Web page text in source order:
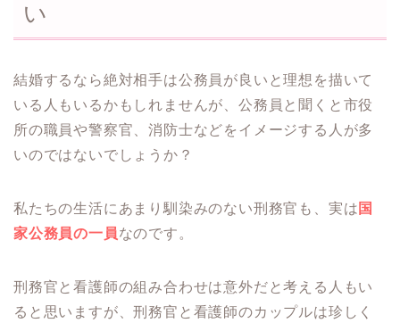
い
結婚するなら絶対相手は公務員が良いと理想を描いて
いる人もいるかもしれませんが、公務員と聞くと市役
所の職員や警察官、消防士などをイメージする人が多
いのではないでしょうか？
私たちの生活にあまり馴染みのない刑務官も、実は 国
家公務員の一員なのです。
刑務官と看護師の組み合わせは意外だと考える人もい
ると思いますが、刑務官と看護師のカップルは珍しく